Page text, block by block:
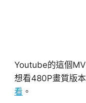
Youtube的這個
想看480P畫質版本
看 。